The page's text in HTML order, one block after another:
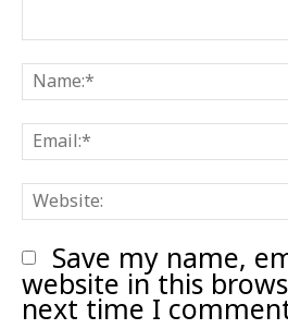
Comment:
Save my name,
website in this
next time I